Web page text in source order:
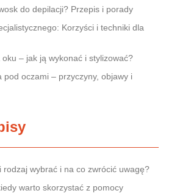
do depilacji? Przepis i porady
Korzyści i techniki dla
– jak ją wykonać i stylizować?
pod oczami – przyczyny, objawy i
rodzaj wybrać i na co zwrócić uwagę?
warto skorzystać z pomocy